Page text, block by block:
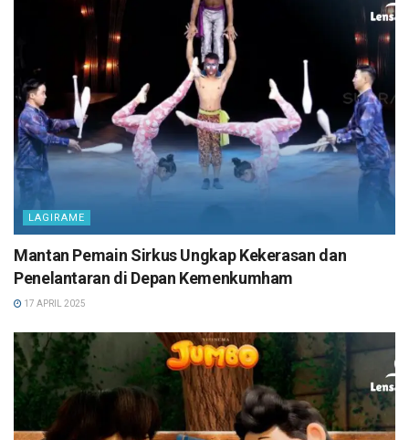
LAGIRAME
Mantan Pemain Sirkus Ungkap Kekerasan dan
Penelantaran di Depan Kemenkumham
17 APRIL 2025